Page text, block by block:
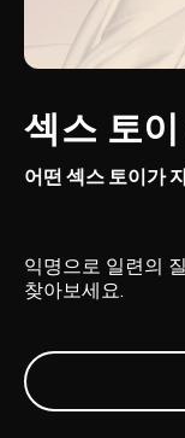
섹스 토
어떤 섹스 토이가
익명으로 일련의
찾아보세요.